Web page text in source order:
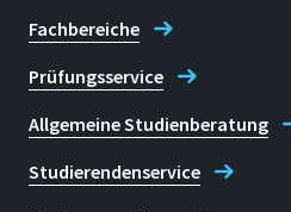
Fachbereiche
Prüfungsservice
Allgemeine Studienberatung
Studierendenservice